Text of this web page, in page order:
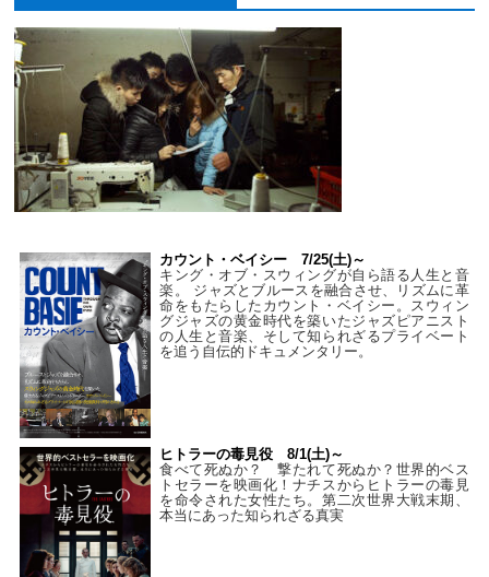
カウント・ベイシー 7/25(土)～
キング・オブ・スウィングが自ら語る人生と音
楽。 ジャズとブルースを融合させ、リズムに革
命をもたらしたカウント・ベイシー。スウィン
グジャズの黄金時代を築いたジャズピアニスト
の人生と音楽、そして知られざるプライベート
を追う自伝的ドキュメンタリー。
ヒトラーの毒見役 8/1(土)～
食べて死ぬか？ 撃たれて死ぬか？世界的ベス
トセラーを映画化！ナチスからヒトラーの毒見
を命令された女性たち。第二次世界大戦末期、
本当にあった知られざる真実